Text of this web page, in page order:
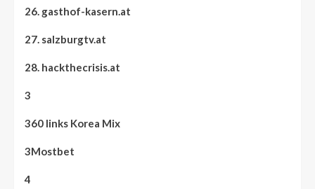
26. gasthof-kasern.at
27. salzburgtv.at
28. hackthecrisis.at
3
360 links Korea Mix
3Mostbet
4